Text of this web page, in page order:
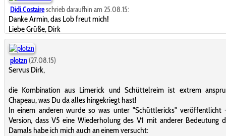
Didi.Costaireschrieb daraufhin am 25.08.15:
Danke Armin, das Lob freut mich!
Liebe Grüße, Dirk
plotzn (27.08.15)
Servus Dirk,
die Kombination aus Limerick und Schüttelreim ist extrem
Chapeau, was Du da alles hingekriegt hast!
In einem anderen wurde so was unter "Schüttlericks"
Version, dass V5 eine Wiederholung des V1 mit anderer Bedeutung
Damals habe ich mich auch an einem versucht: